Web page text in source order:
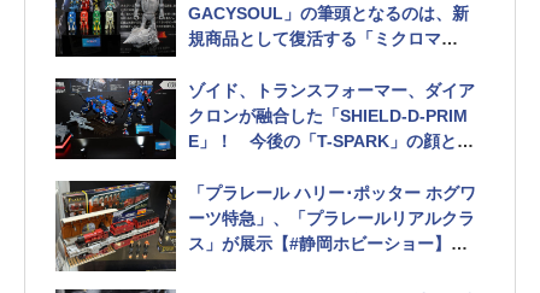
GACYSOUL」の筆頭となるのは、新
規商品として復活する「ミクロマ
ゾイド、トランスフォーマー、ダイア
クロンが融合した「SHIELD-D-PRIM
E」！ 今後の「T-SPARK」の顔とな
ー】
「プラレール ハリー･ポッター ホグワ
ーツ特急」、「プラレールリアルクラ
ス」が展示【#静岡ホビーショー】